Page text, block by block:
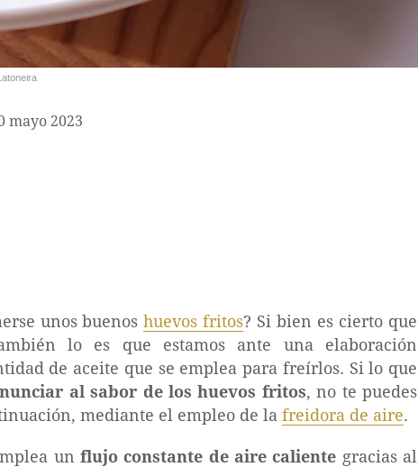
mayo 2023
unos buenoshuevos fritos? Si bien es cierto que
lo es que estamos ante una elaboración
de aceite que se emplea para freírlos. Si lo que
al sabor de los huevos fritos, no te puedes
mediante el empleo de la freidora de aire.
un flujo constante de aire caliente gracias al